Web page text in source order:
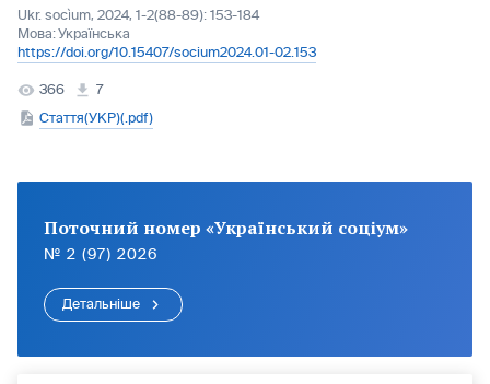
Ukr. socìum, 2024, 1-2(88-89): 153-184
Мова:Українська
https://doi.org/10.15407/socium2024.01-02.153
366
7
Стаття(УКР)(.pdf)
Поточний номер «Український соціум»
№ 2 (97) 2026
Детальніше